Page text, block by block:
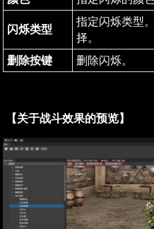
闪烁类型
指定闪烁类型
择。
删除按键
删除闪烁。
【关于战斗效果的预览】